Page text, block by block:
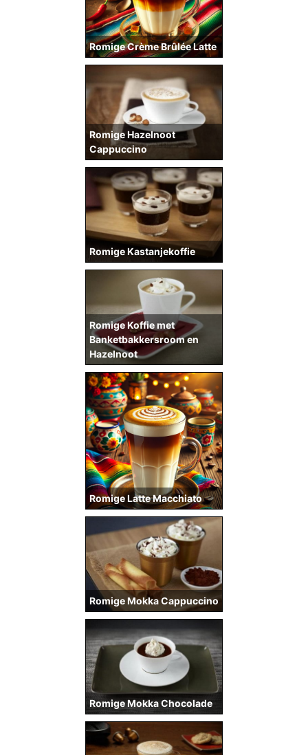
Romige Crème Brûlée Latte
Romige Hazelnoot
Cappuccino
Romige Kastanjekoffie
Romige Koffie met
Banketbakkersroom en
Hazelnoot
Romige Latte Macchiato
Romige Mokka Cappuccino
Romige Mokka Chocolade